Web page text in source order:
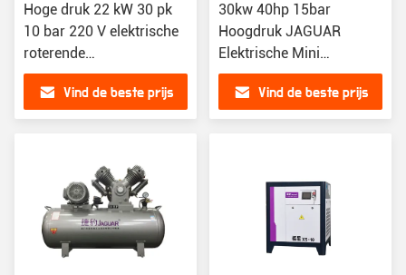
Hoge druk 22 kW 30 pk
10 bar 220 V elektrische
roterende
luchtcompressor voor
industriële werkplaatsen
Vind de beste prijs
30kw 40hp 15bar
Hoogdruk JAGUAR
Elektrische Mini
Industriële Schroef Air
Compressor
Vind de beste prijs